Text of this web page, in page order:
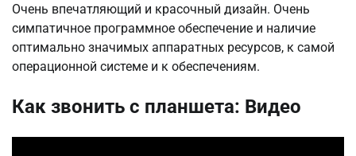
Очень впечатляющий и красочный дизайн. Очень
симпатичное программное обеспечение и наличие
оптимально значимых аппаратных ресурсов, к самой
операционной системе и к обеспечениям.
Как звонить с планшета: Видео